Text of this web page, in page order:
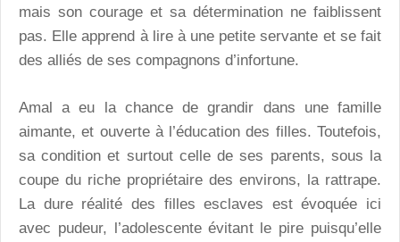
mais son courage et sa détermination ne faiblissent
pas. Elle apprend à lire à une petite servante et se fait
des alliés de ses compagnons d’infortune.
Amal a eu la chance de grandir dans une famille
aimante, et ouverte à l’éducation des filles. Toutefois,
sa condition et surtout celle de ses parents, sous la
coupe du riche propriétaire des environs, la rattrape.
La dure réalité des filles esclaves est évoquée ici
avec pudeur, l’adolescente évitant le pire puisqu’elle